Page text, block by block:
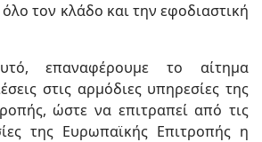
τον κλάδο και την εφοδιαστική
επαναφέρουμε το αίτημα
στις αρμόδιες υπηρεσίες της
ώστε να επιτραπεί από τις
της Ευρωπαϊκής Επιτροπής η